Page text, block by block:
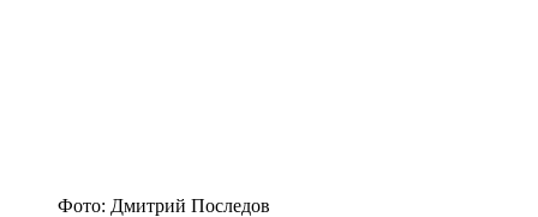
Фото: Дмитрий Последов